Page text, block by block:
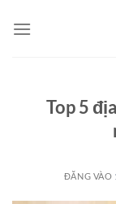
qua
Top 5
ĐĂNG VÀO